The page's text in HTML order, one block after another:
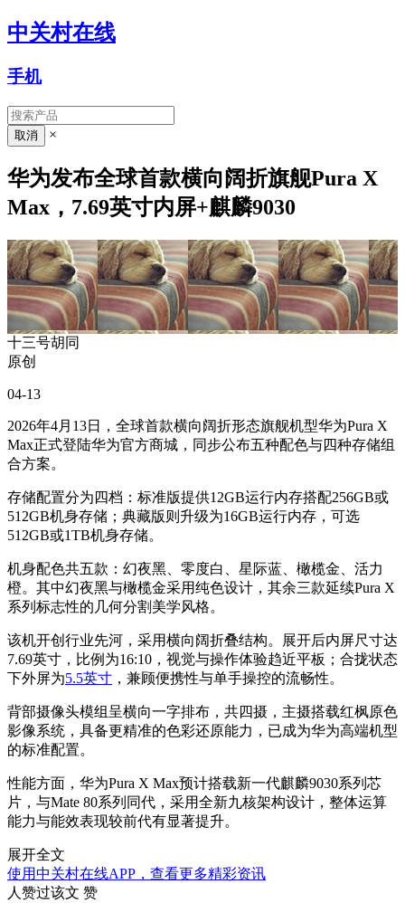
中关村在线
手机
×
华为发布全球首款横向阔折旗舰Pura X
Max，7.69英寸内屏+麒麟9030
十三号胡同
原创
04-13
2026年4月13日，全球首款横向阔折形态旗舰机型华为Pura X
Max正式登陆华为官方商城，同步公布五种配色与四种存储组
合方案。
存储配置分为四档：标准版提供12GB运行内存搭配256GB或
512GB机身存储；典藏版则升级为16GB运行内存，可选
512GB或1TB机身存储。
机身配色共五款：幻夜黑、零度白、星际蓝、橄榄金、活力
橙。其中幻夜黑与橄榄金采用纯色设计，其余三款延续Pura X
系列标志性的几何分割美学风格。
该机开创行业先河，采用横向阔折叠结构。展开后内屏尺寸达
7.69英寸，比例为16:10，视觉与操作体验趋近平板；合拢状态
下外屏为5.5英寸 ，兼顾便携性与单手操控的流畅性。
背部摄像头模组呈横向一字排布，共四摄，主摄搭载红枫原色
影像系统，具备更精准的色彩还原能力，已成为华为高端机型
的标准配置。
性能方面，华为Pura X Max预计搭载新一代麒麟9030系列芯
片，与Mate 80系列同代，采用全新九核架构设计，整体运算
能力与能效表现较前代有显著提升。
展开全文
使用中关村在线APP，查看更多精彩资讯
人赞过该文 赞